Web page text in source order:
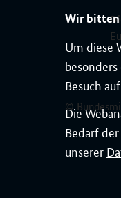
Wir
Um diese
Besuch
Die
Bedarf
unserer
n
h
a
t
k
ü
r
z
©